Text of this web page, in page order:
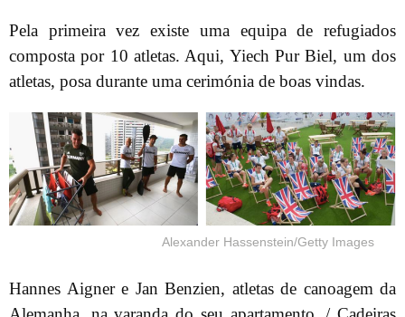
Pela primeira vez existe uma equipa de refugiados
composta por 10 atletas. Aqui, Yiech Pur Biel, um dos
atletas, posa durante uma cerimónia de boas vindas.
Alexander Hassenstein/Getty Images
Hannes Aigner e Jan Benzien, atletas de canoagem da